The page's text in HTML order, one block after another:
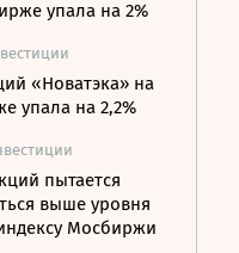
упала на 2%
«Новатэка» на
упала на 2,2%
пытается
выше уровня
Мосбиржи